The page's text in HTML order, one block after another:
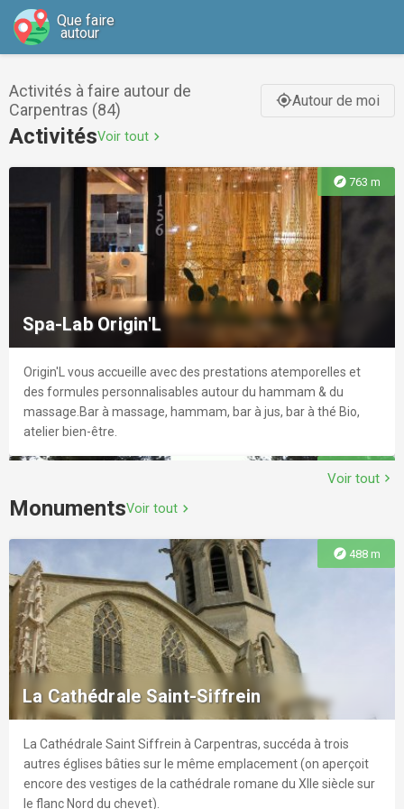
Que faire
autour
Activités à faire autour de
Carpentras (84)
gps_fixedAutour de moi
ActivitésVoir tout chevron_right
explore 763 m
Spa-Lab Origin'L
Origin'L vous accueille avec des prestations atemporelles et
des formules personnalisables autour du hammam & du
massage.Bar à massage, hammam, bar à jus, bar à thé Bio,
atelier bien-être.
explore
Ferme provençale LUCKY HORSE : Cheval,
nature & bien-être, une autre rencontre du
cheval
La ferme élevage du Lucky Horse vous propose de découvrir
son approche unique nommée équihomologie, qui développe
la communication corporelle avec le cheval. Venez tester nos
balades et activités avec les chevaux dans une qualité de
relation unique !
explore5.0 km
Voir tout chevron_right
MonumentsVoir tout chevron_right
explore 488 m
La Cathédrale Saint-Siffrein
La Cathédrale Saint Siffrein à Carpentras, succéda à trois
autres églises bâties sur le même emplacement (on aperçoit
encore des vestiges de la cathédrale romane du XIIe siècle sur
le flanc Nord du chevet).